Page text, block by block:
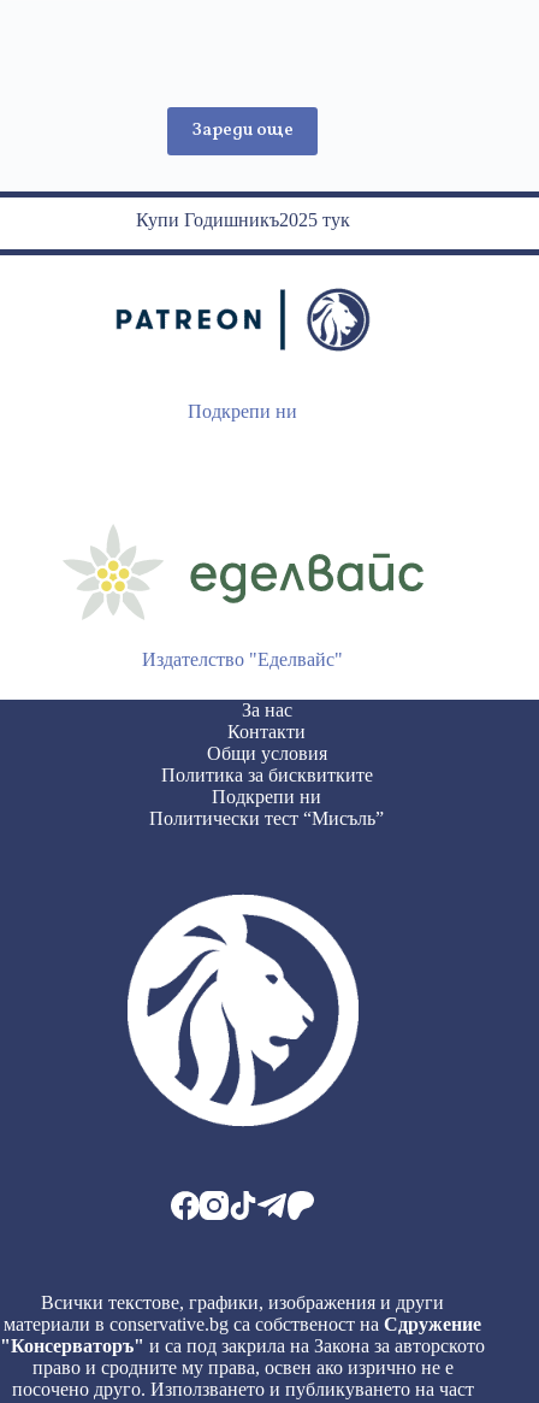
предишния
Зареди още
Купи Годишникъ2025 тук
Подкрепи ни
Издателство "Еделвайс"
За нас
Контакти
Общи условия
Политика за бисквитките
Подкрепи ни
Политически тест “Мисъль”
Всички текстове, графики, изображения и други
материали в conservative.bg са собственост наСдружение
"Консерваторъ" и са под закрила на Закона за авторското
право и сродните му права, освен ако изрично не е
посочено друго. Използването и публикуването на част